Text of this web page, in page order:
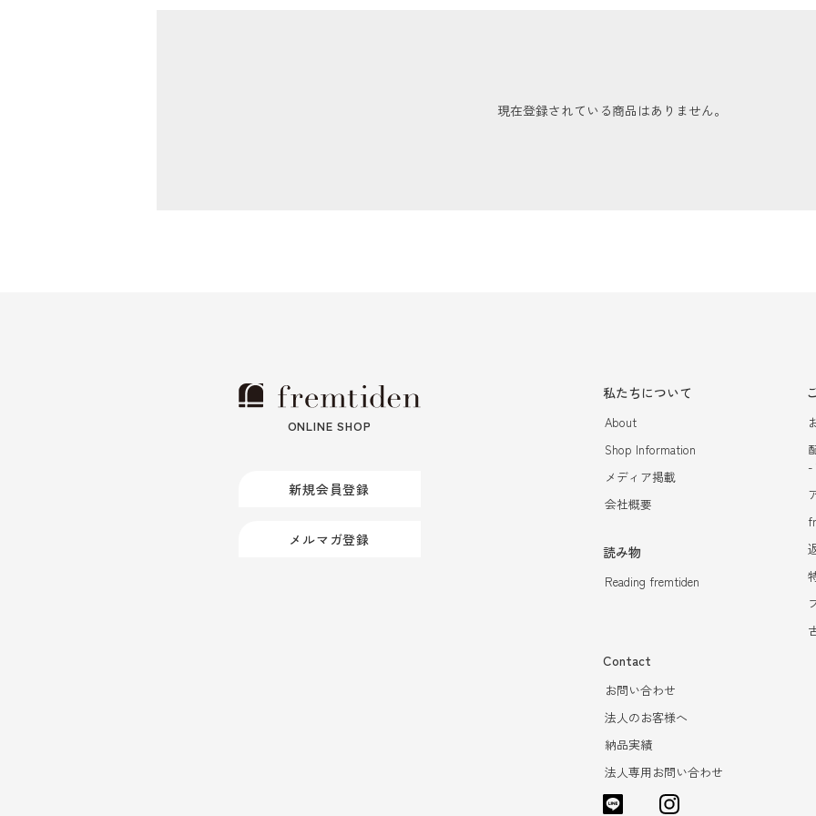
現在登録されている商品はありません。
ONLINE SHOP
新規会員登録
メルマガ登録
私たちについて
About
Shop Information
メディア掲載
会社概要
読み物
Reading fremtiden
-
Contact
お問い合わせ
法人のお客様へ
納品実績
法人専用お問い合わせ